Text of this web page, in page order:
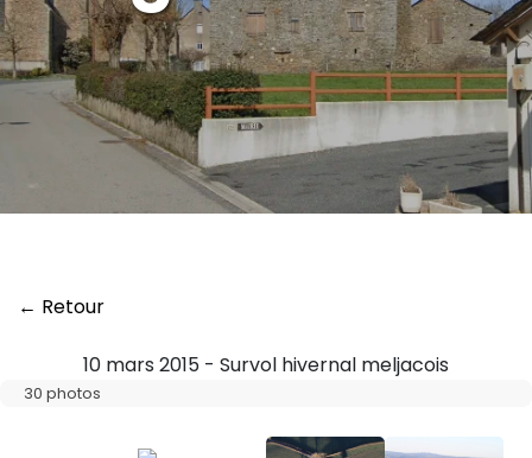
← Retour
10 mars 2015 - Survol hivernal meljacois
30 photos